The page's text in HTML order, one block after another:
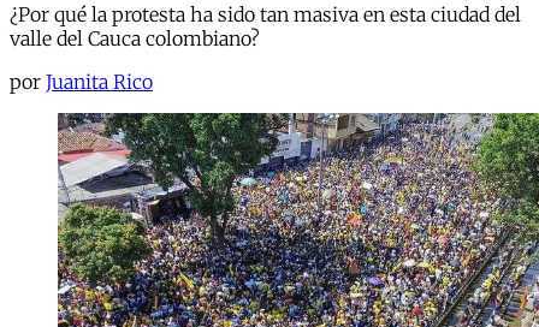
¿Por qué la protesta ha sido tan masiva en esta ciudad del
valle del Cauca colombiano?
por Juanita Rico